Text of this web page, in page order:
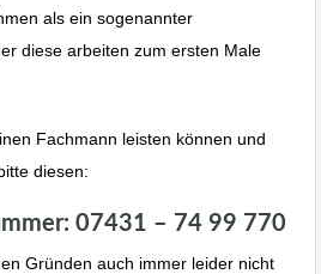
als ein sogenannter
diese arbeiten zum ersten Male
Fachmann leisten können und
diesen:
07431 – 74 99 770
Gründen auch immer leider nicht